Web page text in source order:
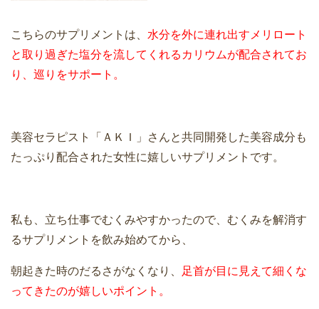
こちらのサプリメントは、 水分を外に連れ出すメリロート
と取り過ぎた塩分を流してくれるカリウムが配合されてお
り、巡りをサポート。
美容セラピスト「ＡＫＩ」さんと共同開発した美容成分も
たっぷり配合された女性に嬉しいサプリメントです。
私も、立ち仕事でむくみやすかったので、むくみを解消す
るサプリメントを飲み始めてから、
朝起きた時のだるさがなくなり、 足首が目に見えて細くな
ってきたのが嬉しいポイント。